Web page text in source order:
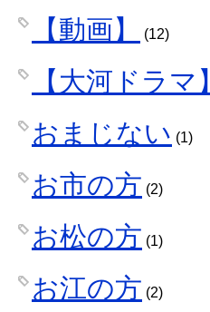
【動画】 (12)
【大河ドラマ】
おまじない (1)
お市の方 (2)
お松の方 (1)
お江の方 (2)